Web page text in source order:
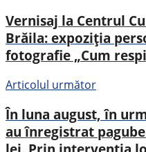
Vernisaj la Centrul
Brăila: expoziția
fotografie „Cum
Articolul următor
În luna august, în
au înregistrat